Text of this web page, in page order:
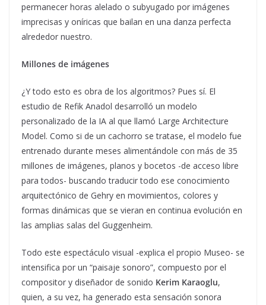
permanecer horas alelado o subyugado por imágenes
imprecisas y oníricas que bailan en una danza perfecta
alrededor nuestro.
Millones de imágenes
¿Y todo esto es obra de los algoritmos? Pues sí. El
estudio de Refik Anadol desarrolló un modelo
personalizado de la IA al que llamó Large Architecture
Model. Como si de un cachorro se tratase, el modelo fue
entrenado durante meses alimentándole con más de 35
millones de imágenes, planos y bocetos -de acceso libre
para todos- buscando traducir todo ese conocimiento
arquitectónico de Gehry en movimientos, colores y
formas dinámicas que se vieran en continua evolución en
las amplias salas del Guggenheim.
Todo este espectáculo visual -explica el propio Museo- se
intensifica por un “paisaje sonoro”, compuesto por el
compositor y diseñador de sonido Kerim Karaoglu,
quien, a su vez, ha generado esta sensación sonora